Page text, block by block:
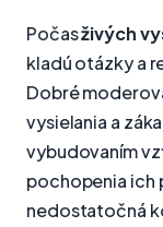
Počasživých
kladú otázky a
Dobré
vysielania a
vybudovaním
pochopenia ich
nedostatočná